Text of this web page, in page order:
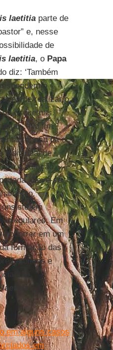
laetitia parte de
e, nesse
de
laetitia, o Papa
diz: ‘Também
o
de realizar o
esquemas.
las’. No fim
não há o
individual de
e atenção.
Deve-se
em
irregulares. Em
ocorrer em um
formação das
idôneos e
são
laetitia”.
em alguns casos
em